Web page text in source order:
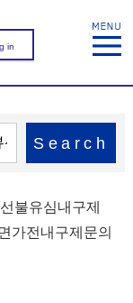
in
Search
불유심내구제
가전내구제문의